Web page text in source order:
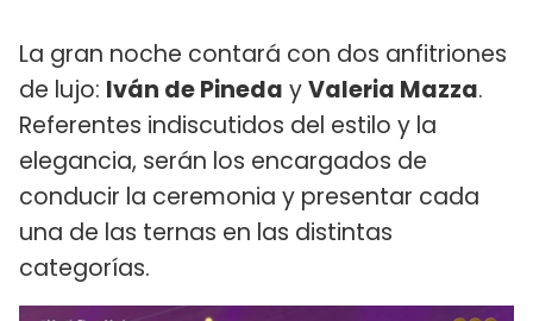
La gran noche contará con dos anfitriones
de lujo: Iván de Pineda yValeria Mazza.
Referentes indiscutidos del estilo y la
elegancia, serán los encargados de
conducir la ceremonia y presentar cada
una de las ternas en las distintas
categorías.